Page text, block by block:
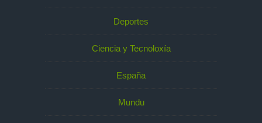
Deportes
Ciencia y Tecnoloxía
España
Mundu